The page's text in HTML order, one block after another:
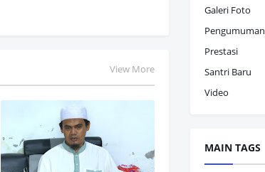
View More
Galeri Foto
Pengumuman
Prestasi
Santri Baru
Video
MAIN TAGS